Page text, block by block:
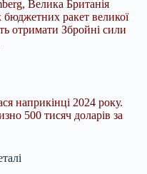
Велика Британія
бюджетних ракет великої
отримати Збройні сили
наприкінці 2024 року.
500 тисяч доларів за